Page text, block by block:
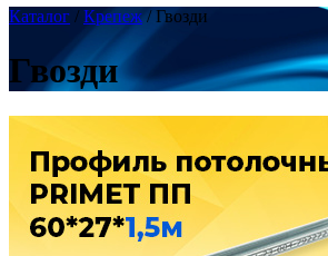
Каталог / Крепеж/ Гвозди
Гвозди